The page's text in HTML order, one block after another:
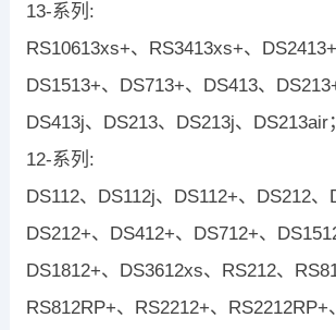
13-系列:
RS10613xs+、RS3413xs+、DS2413+
DS1513+、DS713+、DS413、
DS413j、DS213、DS213j、DS213air；
12-系列:
DS112、DS112j、DS112+、DS212、
DS212+、DS412+、DS712+、
DS1812+、DS3612xs、RS212、
RS812RP+、RS2212+、RS2212RP+、